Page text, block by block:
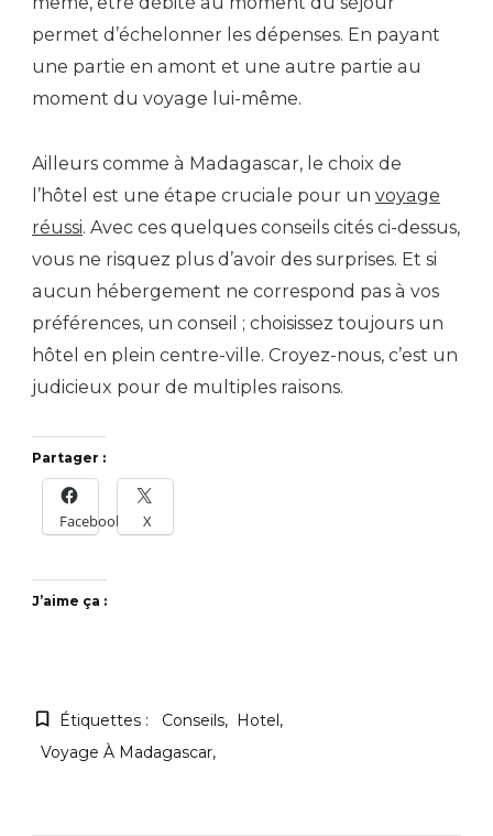
permet d’échelonner les dépenses. En payant
une partie en amont et une autre partie au
moment du voyage lui-même.
Ailleurs comme à Madagascar, le choix de
l’hôtel est une étape cruciale pour un voyage
réussi. Avec ces quelques conseils cités ci-dessus,
vous ne risquez plus d’avoir des surprises. Et si
aucun hébergement ne correspond pas à vos
préférences, un conseil ; choisissez toujours un
hôtel en plein centre-ville. Croyez-nous, c’est un
judicieux pour de multiples raisons.
Partager :
Facebook X
J’aime ça :
Étiquettes : Conseils
Hotel
Voyage À Madagascar